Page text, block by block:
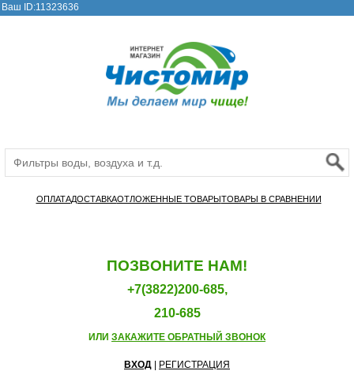
Ваш ID:11323636
ОПЛАТАДОСТАВКАОТЛОЖЕННЫЕ ТОВАРЫТОВАРЫ В СРАВНЕНИИ
ПОЗВОНИТЕ НАМ!
+7(3822)200-685,
210-685
ИЛИ ЗАКАЖИТЕ ОБРАТНЫЙ ЗВОНОК
ВХОД РЕГИСТРАЦИЯ